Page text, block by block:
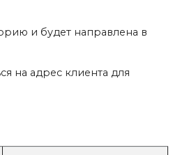
и будет направлена в
на адрес клиента для